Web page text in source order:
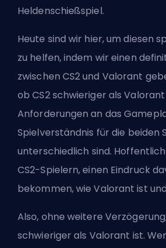
Heldenschießspiel.
Heute sind wir hier, um diesen
zu helfen, indem wir einen
zwischen CS2 und Valorant
ob CS2 schwieriger als
Anforderungen an das
Spielverständnis für die beiden
unterschiedlich sind.
CS2-Spielern, einen Eindruck
bekommen, wie Valorant ist
Also, ohne weitere
schwieriger als Valorant ist.